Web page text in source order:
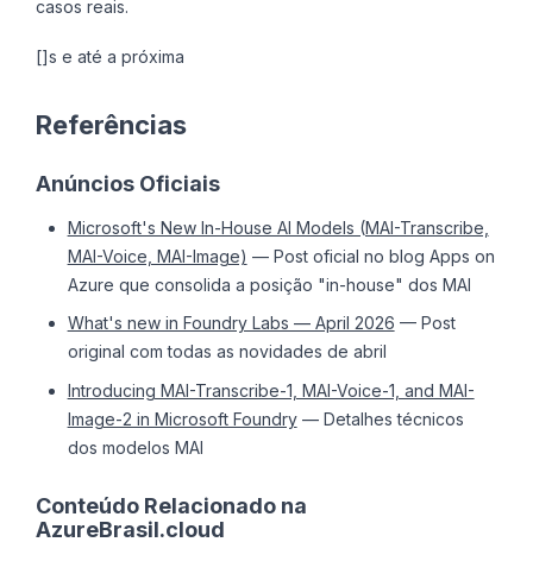
casos reais.
[]s e até a próxima
Referências
Anúncios Oficiais
Microsoft's New In-House AI Models (MAI-Transcribe,
MAI-Voice, MAI-Image) — Post oficial no blog Apps on
Azure que consolida a posição "in-house" dos MAI
What's new in Foundry Labs — April 2026 — Post
original com todas as novidades de abril
Introducing MAI-Transcribe-1, MAI-Voice-1, and MAI-
Image-2 in Microsoft Foundry— Detalhes técnicos
dos modelos MAI
Conteúdo Relacionado na
AzureBrasil.cloud